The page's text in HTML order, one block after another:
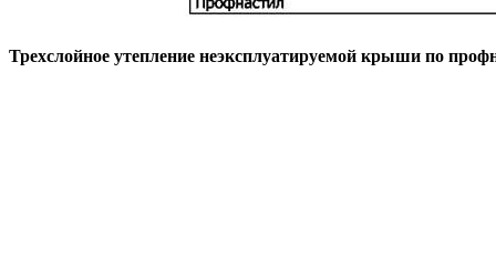
Трехслойное утепление неэксплуатируемой крыши по